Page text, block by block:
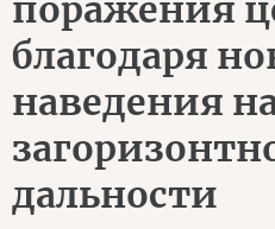
поражения
благодаря
наведения
дальности